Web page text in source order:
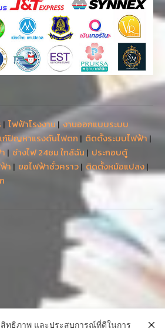
| ไฟฟ้าโรงงาน | งานออกแบบระบบ
ก้ปัญหาแรงดันไฟตก | ติดตั้งระบบไฟฟ้า |
| ช่างไฟ 24ชม ใกล้ฉัน | ประกอบตู้
า | ขอไฟฟ้าชั่วคราว| ติดตั้งหม้อแปลง|
ทธิภาพ และประสบการณ์ที่ดีในการ